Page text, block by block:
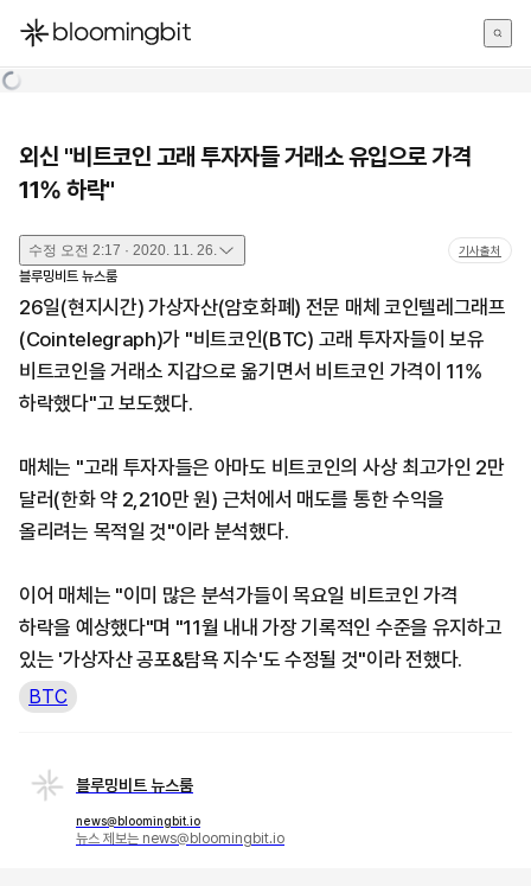
한국어
외신 "비트코인 고래 투자자들 거래소 유입으로 가격
11% 하락"
수정 오전 2:17 · 2020. 11. 26. 기사출처
블루밍비트 뉴스룸
26일(현지시간) 가상자산(암호화폐) 전문 매체 코인텔레그래프
(Cointelegraph)가 "비트코인(BTC) 고래 투자자들이 보유
비트코인을 거래소 지갑으로 옮기면서 비트코인 가격이 11%
하락했다"고 보도했다.
매체는 "고래 투자자들은 아마도 비트코인의 사상 최고가인 2만
달러(한화 약 2,210만 원) 근처에서 매도를 통한 수익을
올리려는 목적일 것"이라 분석했다.
이어 매체는 "이미 많은 분석가들이 목요일 비트코인 가격
하락을 예상했다"며 "11월 내내 가장 기록적인 수준을 유지하고
있는 '가상자산 공포&탐욕 지수'도 수정될 것"이라 전했다.
BTC
블루밍비트 뉴스룸
news@bloomingbit.io
뉴스 제보는 news@bloomingbit.io